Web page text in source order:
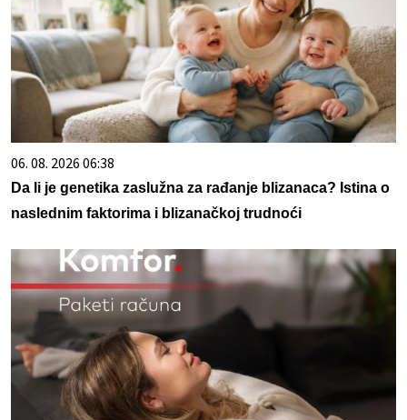
06. 08. 2026 06:38
Da li je genetika zaslužna za rađanje blizanaca? Istina o
naslednim faktorima i blizanačkoj trudnoći